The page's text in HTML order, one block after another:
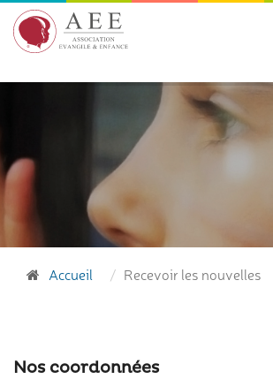
Accueil Recevoir les nouvelles
Nos coordonnées